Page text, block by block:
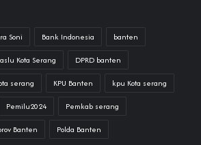
Soni Bank Indonesia banten
Kota Serang DPRD banten
serang KPU Banten kpu Kota serang
Pemilu2024 Pemkab serang
Banten Polda Banten